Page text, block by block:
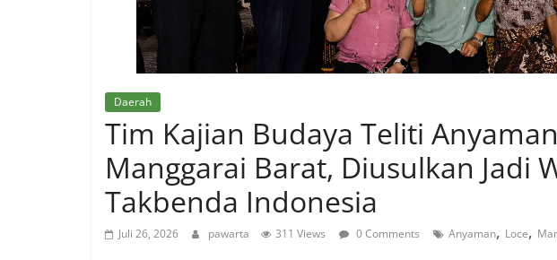
Daerah
Tim Kajian Budaya Teliti
Manggarai Barat, Diusulkan Jadi
Takbenda Indonesia
Juli 26, 2026 pawarta 311 Views 0 Comments Anyaman, Loce,